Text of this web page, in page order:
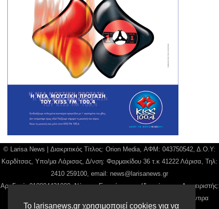
Το larisanews.gr χρησιμοποιεί cookies για να
© Larisa News | Διακριτικός Τίτλος: Orion Media, ΑΦΜ: 043750542, Δ.Ο.Υ:
Καρδίτσας, Υπο/μα Λάρισας, Δ/νση: Φαρμακίδου 36 τ.κ 41222 Λάρισα, Τηλ:
2410 259100, email: news@larisanews.gr
Αρ. Γεμή: 018804431000, Νόμιμος Εκπρόσωπος, Ιδιοκτήτης και Διαχειριστής:
Παναγιώτης Φιλίππου, Διευθύντρια: Γιαννουσά Βασιλική, Διευθύντιρα